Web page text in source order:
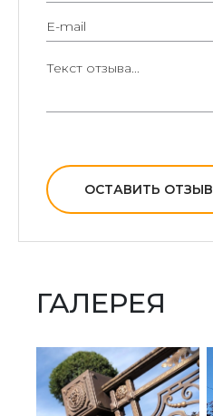
ОСТАВИТЬ ОТЗЫВ
ГАЛЕРЕЯ